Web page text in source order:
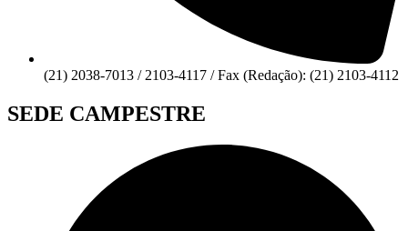
(21) 2038-7013 / 2103-4117 / Fax (Redação): (21) 2103-4112
SEDE CAMPESTRE